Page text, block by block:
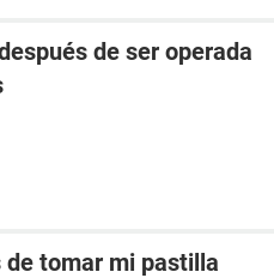
de ser operada
de tomar mi pastilla